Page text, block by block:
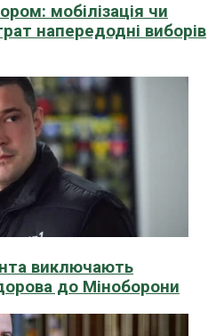
мобілізація чи
напередодні виборів
виключають
до Міноборони